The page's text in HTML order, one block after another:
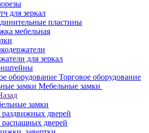
для зеркал
пластины
мебельная
для зеркал
Торговое оборудование
Мебельные замки
замки
раздвижных дверей
распашных дверей